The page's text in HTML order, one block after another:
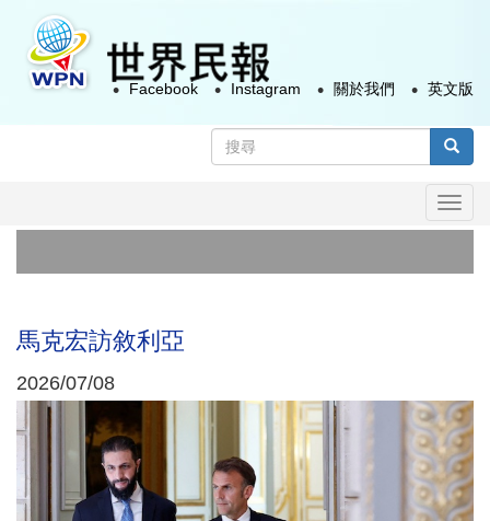
容
搜
尋
Facebook Instagram 關於我們 英文版
馬克宏訪敘利亞
2026/07/08